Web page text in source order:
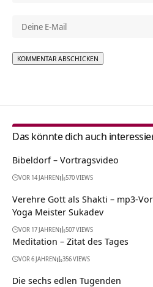
Das könnte dich auch
Bibeldorf‏‎ – Vortragsvideo
VOR 14 JAHREN 570 VIEWS
Verehre Gott als Shakti – mp3-
Yoga Meister Sukadev
VOR 17 JAHREN 507 VIEWS
Meditation – Zitat des Tages
VOR 6 JAHREN 356 VIEWS
Die sechs edlen Tugenden